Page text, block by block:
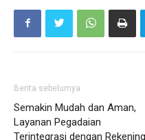
Berita sebelumya
Semakin Mudah dan Aman,
Layanan Pegadaian
Terintegrasi dengan Rekening